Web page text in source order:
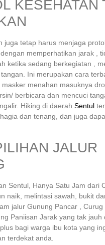
KESEHATAN
juga tetap harus menjaga
memperhatikan jarak ,
ketika sedang berkegiatan ,
Ini merupakan cara
menahan masuknya
berbicara dan mencuci
Hiking di daerah Sentul
dan tenang, dan juga
JALUR
Sentul, Hanya Satu Jam dari
naik, melintasi sawah, bukit
jalur Gunung Pancar , Curug
Paniisan Jarak yang tak jauh
bagi warga ibu kota yang
terdekat anda.